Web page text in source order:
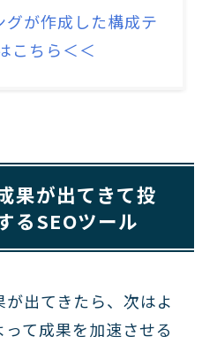
グが作成した構成テ
こちら＜＜
果が出てきて投
るSEOツール
出てきたら、次はよ
て成果を加速させる